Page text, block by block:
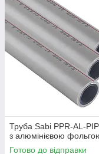
Труба Sabi PPR-AL-
з алюмінієвою
Готово до відправки